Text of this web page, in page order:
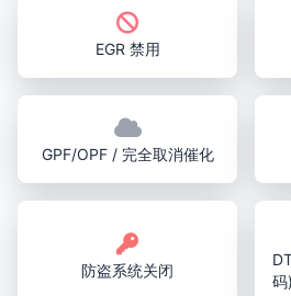
EGR 禁用
GPF/OPF / 完全取消催化
防盗系统关闭
码)